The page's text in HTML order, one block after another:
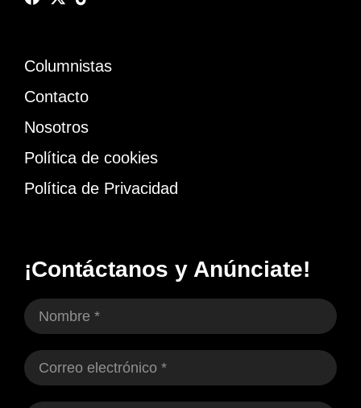
Columnistas
Contacto
Nosotros
Política de cookies
Política de Privacidad
¡Contáctanos y Anúnciate!